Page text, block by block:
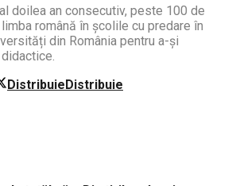
doilea an consecutiv, peste 100 de
română în școlile cu predare în
din România pentru a-și
Distribuie Distribuie